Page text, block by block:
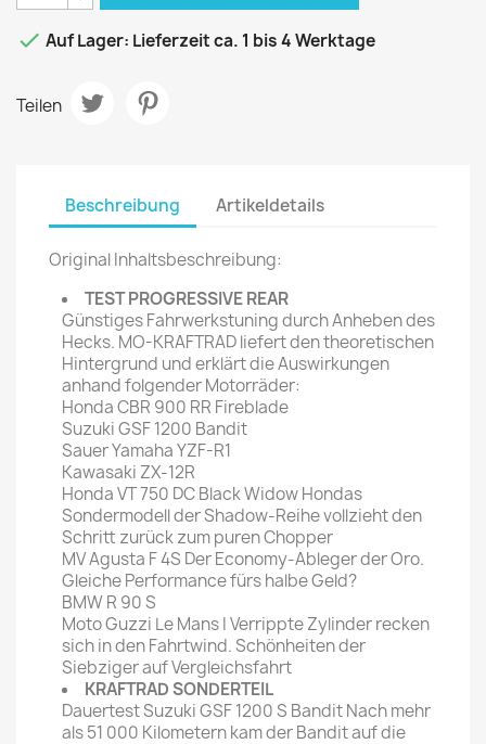
 Auf Lager: Lieferzeit ca. 1 bis 4 Werktage
Teilen
Beschreibung Artikeldetails
Original Inhaltsbeschreibung:
TEST PROGRESSIVE REAR
Günstiges Fahrwerkstuning durch Anheben des
Hecks. MO-KRAFTRAD liefert den theoretischen
Hintergrund und erklärt die Auswirkungen
anhand folgender Motorräder:
Honda CBR 900 RR Fireblade
Suzuki GSF 1200 Bandit
Sauer Yamaha YZF-R1
Kawasaki ZX-12R
Honda VT 750 DC Black Widow Hondas
Sondermodell der Shadow-Reihe vollzieht den
Schritt zurück zum puren Chopper
MV Agusta F 4S Der Economy-Ableger der Oro.
Gleiche Performance fürs halbe Geld?
BMW R 90 S
Moto Guzzi Le Mans I Verrippte Zylinder recken
sich in den Fahrtwind. Schönheiten der
Siebziger auf Vergleichsfahrt
KRAFTRAD SONDERTEIL
Dauertest Suzuki GSF 1200 S Bandit Nach mehr
als 51 000 Kilometern kam der Bandit auf die